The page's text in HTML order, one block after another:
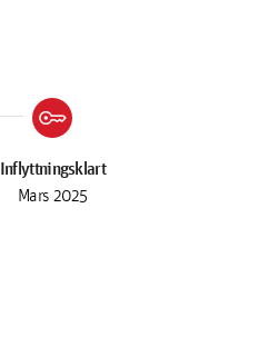
key
Inflyttningsklart
Mars 2025